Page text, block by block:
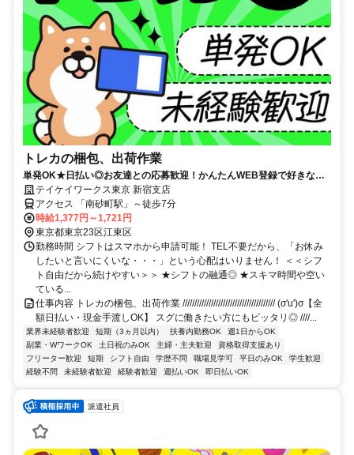
トレカの梱包、出荷作業
単発OK★日払い◎お友達との応募歓迎！かんたんWEB登録で好きな時
に働ける！扶養内やWワークにも♪
テイケイワークス東京 新宿支店
アクセス 「南砂町駅」～徒歩7分
時給1,377円～1,721円
東京都東京23区江東区
勤務時間 シフトはスマホから申請可能！ TEL不要だから、「お休み
したいと言いにくいな・・・」という心配はいりません！ ＜＜シフ
ト自由だから続けやすい＞＞ ★シフトの融通◎ ★スキマ時間や空い
ている...
仕事内容 トレカの梱包、出荷作業 /////////////////////////////////////// (σ'u')σ【全
額日払い・現金手渡しOK】 スグに働きたい方にもピッタリ◎ ////...
業界未経験者歓迎 短期（3ヵ月以内） 扶養内勤務OK
週1日からOK
副業・WワークOK
土日祝のみOK 主婦・主夫歓迎
資格取得支援あり
フリーター歓迎
短期 シフト自由 学歴不問 職場見学可 平日のみOK
学生歓迎
経験不問
未経験者歓迎 経験者歓迎 週払いOK 即日払いOK
派遣社員